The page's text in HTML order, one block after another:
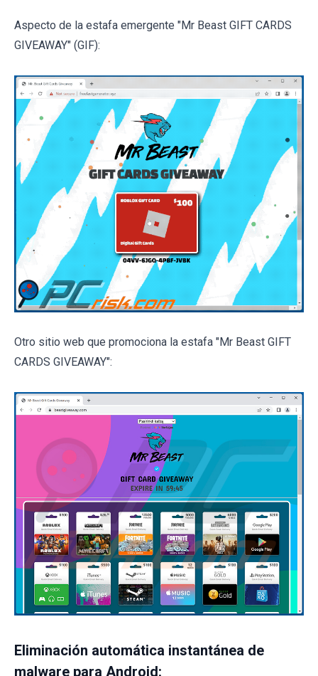
Aspecto de la estafa emergente "Mr Beast GIFT CARDS
GIVEAWAY" (GIF):
Otro sitio web que promociona la estafa "Mr Beast GIFT
CARDS GIVEAWAY":
Eliminación automática instantánea de
malware para Android: